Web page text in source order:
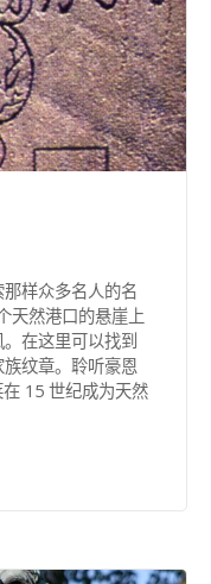
样众多名人的名
天然港口的悬崖上
在这里可以找到
纹章。聆听豪恩
15 世纪成为天然